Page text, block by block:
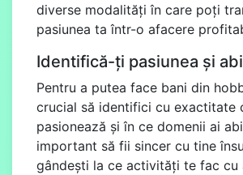
diverse modalități în care poți
pasiunea ta într-o afacere
Identifică-ți pasiunea și
Pentru a putea face bani din
crucial să identifici cu exactitate
pasionează și în ce domenii ai
important să fii sincer cu tine
gândești la ce activități te fac cu